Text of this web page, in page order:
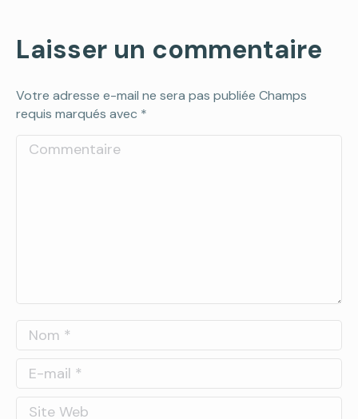
Laisser un commentaire
Votre adresse e-mail ne sera pas publiée Champs
requis marqués avec *
Commentaire
Nom *
E-mail *
Site Web